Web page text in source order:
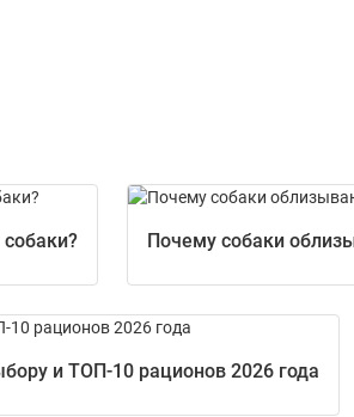
Почему собаки
и ТОП-10 рационов 2026 года